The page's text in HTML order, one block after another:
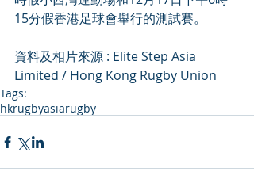
15分假香港足球會舉行的測試賽。
資料及相片來源 : Elite Step Asia
Limited / Hong Kong Rugby Union
Tags:
hkrugbyasiarugby